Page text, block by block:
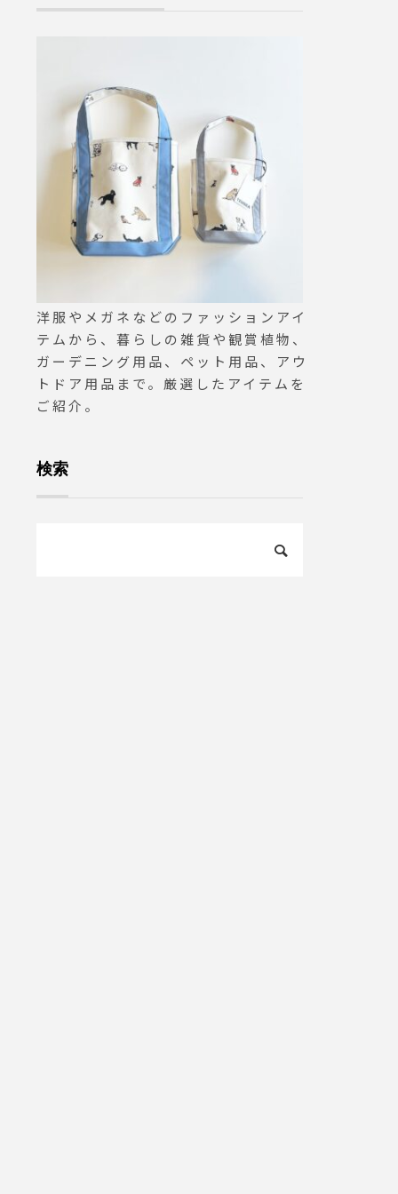
カミ
8:00松江市乃白町200270852
-61-2885@haus_matsue#gr
oomhaus#haus_matsue #
松江市ペットサロン #松江市
ペット #トリミングサロン#
松江市グルーマー #松江#島
根 #山陰#キャスターアンド
ポラックス#CASTOR&POL
LUX
洋服やメガネなどのファッションアイ
テムから、暮らしの雑貨や観賞植物、
ガーデニング用品、ペット用品、アウ
トドア用品まで。厳選したアイテムを
ご紹介。
検索